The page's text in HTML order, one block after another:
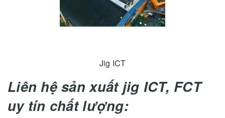
Jig ICT
Liên hệ sản xuất jig ICT, FCT
uy tín chất lượng: